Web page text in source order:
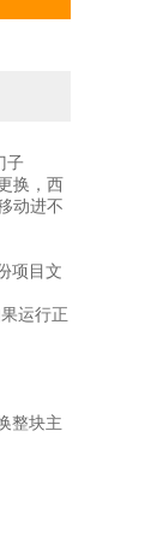
子
换，西
动进不
项目文
运行正
整块主